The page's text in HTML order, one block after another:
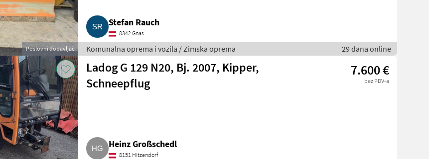
Poslovni dobavljač
Stefan Rauch
8342 Gnas
Komunalna oprema i vozila / Zimska oprema 29 dana online
Ladog G 129 N20, Bj. 2007, Kipper,
Schneepflug
7.600 €
bez PDV-a
Heinz Großschedl
8151 Hitzendorf